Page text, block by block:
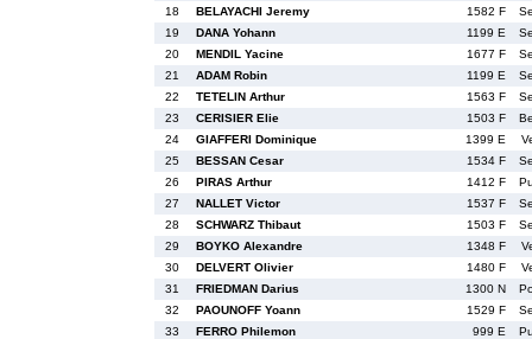
18
BELAYACHI Jeremy 1582 F
19
DANA Yohann 1199 E
20
MENDIL Yacine 1677 F
21
ADAM Robin 1199 E
22
TETELIN Arthur 1563 F
23
CERISIER Elie 1503 F
24
GIAFFERI Dominique 1399 E
25
BESSAN Cesar 1534 F
26
PIRAS Arthur 1412 F
27
NALLET Victor 1537 F
28
SCHWARZ Thibaut 1503 F
29
BOYKO Alexandre 1348 F
30
DELVERT Olivier 1480 F
31
FRIEDMAN Darius 1300 N
32
PAOUNOFF Yoann 1529 F
33
FERRO Philemon 999 E